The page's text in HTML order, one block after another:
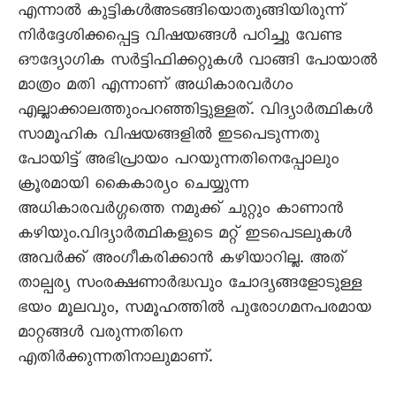
എന്നാല്‍ കുട്ടികള്‍അടങ്ങിയൊതുങ്ങിയിരുന്ന്
നിര്‍ദ്ദേശിക്കപ്പെട്ട വിഷയങ്ങള്‍ പഠിച്ചു വേണ്ട
ഔദ്യോഗിക സര്‍ട്ടിഫിക്കറ്റുകള്‍ വാങ്ങി പോയാല്‍
മാത്രം മതി എന്നാണ് അധികാരവര്‍ഗം
എല്ലാക്കാലത്തുംപറഞ്ഞിട്ടുള്ളത്. വിദ്യാര്‍ത്ഥികള്‍
സാമൂഹിക വിഷയങ്ങളില്‍ ഇടപെടുന്നതു
പോയിട്ട് അഭിപ്രായം പറയുന്നതിനെപ്പോലും
ക്രൂരമായി കൈകാര്യം ചെയ്യുന്ന
അധികാരവര്‍ഗ്ഗത്തെ നമുക്ക് ചുറ്റും കാണാന്‍
കഴിയും.വിദ്യാര്‍ത്ഥികളുടെ മറ്റ് ഇടപെടലുകള്‍
അവര്‍ക്ക് അംഗീകരിക്കാന്‍ കഴിയാറില്ല. അത്
താല്പര്യ സംരക്ഷണാര്‍ദ്ധവും ചോദ്യങ്ങളോടുള്ള
ഭയം മൂലവും, സമൂഹത്തില്‍ പുരോഗമനപരമായ
മാറ്റങ്ങള്‍ വരുന്നതിനെ
എതിര്‍ക്കുന്നതിനാലുമാണ്.